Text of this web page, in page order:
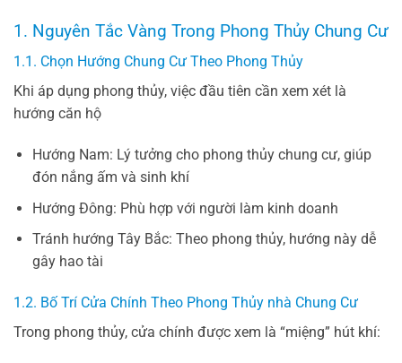
1. Nguyên Tắc Vàng Trong Phong Thủy Chung Cư
1.1. Chọn Hướng Chung Cư Theo Phong Thủy
Khi áp dụng phong thủy, việc đầu tiên cần xem xét là
hướng căn hộ
Hướng Nam: Lý tưởng cho phong thủy chung cư, giúp
đón nắng ấm và sinh khí
Hướng Đông: Phù hợp với người làm kinh doanh
Tránh hướng Tây Bắc: Theo phong thủy, hướng này dễ
gây hao tài
1.2. Bố Trí Cửa Chính Theo Phong Thủy nhà Chung Cư
Trong phong thủy, cửa chính được xem là “miệng” hút khí: